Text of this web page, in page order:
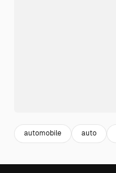
automobile auto